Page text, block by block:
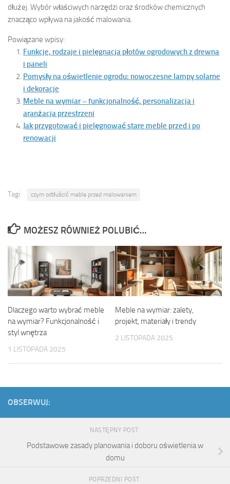
dłużej. Wybór właściwych narzędzi oraz środków chemicznych
znacząco wpływa na jakość malowania.
Powiązane wpisy:
Funkcje, rodzaje i pielęgnacja płotów ogrodowych z drewna
i paneli
Pomysły na oświetlenie ogrodu: nowoczesne lampy solarne
i dekoracje
Meble na wymiar – funkcjonalność, personalizacja i
aranżacja przestrzeni
Jak przygotować i pielęgnować stare meble przed i po
renowacji
Tagi: czym odtłuścić meble przed malowaniem
MOŻESZ RÓWNIEŻ POLUBIĆ…
Dlaczego warto wybrać meble
na wymiar? Funkcjonalność i
styl wnętrza
1 LISTOPADA 2025
Meble na wymiar: zalety,
projekt, materiały i trendy
2 LISTOPADA 2025
OBSERWUJ:
NASTĘPNY POST
Podstawowe zasady planowania i doboru oświetlenia w
domu
POPRZEDNI POST